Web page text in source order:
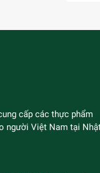
cấp các thực phẩm
người Việt Nam tại